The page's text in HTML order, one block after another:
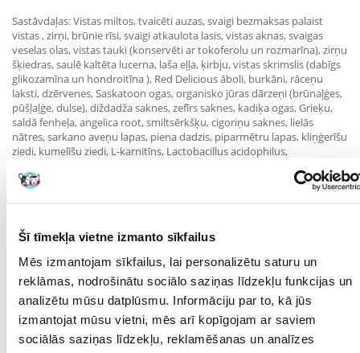
Šī tīmekļa vietne izmanto sīkfailus
Mēs izmantojam sīkfailus, lai personalizētu saturu un
reklāmas, nodrošinātu sociālo saziņas līdzekļu funkcijas un
analizētu mūsu datplūsmu. Informāciju par to, kā jūs
izmantojat mūsu vietni, mēs arī kopīgojam ar saviem
sociālās saziņas līdzekļu, reklamēšanas un analīzes
Sastāvdaļas: Vistas miltos, tvaicēti auzas, svaigi bezmaksas palaist
vistas , zirņi, brūnie rīsi, svaigi atkaulota lasis, vistas aknas, svaigas
veselas olas, vistas tauki (konservēti ar tokoferolu un rozmarīna), zirņu
šķiedras, saulē kaltēta lucerna, laša eļļa, ķirbju, vistas skrimslis (dabīgs
glikozamīna un hondroitīna ), Red Delicious āboli, burkāni, rāceņu
laksti, dzērvenes, Saskatoon ogas, organisko jūras dārzeņi (brūnaļģes,
pūšļaļģe, dulse), diždadža saknes, zefīrs saknes, kadiķa ogas, Grieķu,
saldā fenheļa, angelica root, smiltsērkšķu, cigoriņu saknes, lielās
nātres, sarkano aveņu lapas, piena dadzis, piparmētru lapas, kliņģerīšu
ziedi, kumelīšu ziedi, L-karnitīns, Lactobacillus acidophilus,
lizīns, tiamīna mononitrāts, B12 vit., piridoksīna, folijskābe, biotīns).
Minerālvielas (dzelzs proteināts, cinks proteināts, mangāns proteināts,
Parametri
IEPAKOJUMA SVARS
(KG):
11.4
IZMĒRS:
Universāls